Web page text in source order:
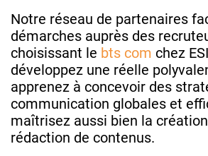
Notre réseau de partenaires
démarches auprès des
choisissant le bts com chez
développez une réelle
apprenez à concevoir des
communication globales et
maîtrisez aussi bien la
rédaction de contenus.